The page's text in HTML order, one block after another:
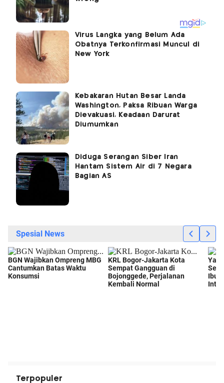
Virus Langka yang Belum Ada
Obatnya Terkonfirmasi Muncul di
New York
Kebakaran Hutan Besar Landa
Washington, Paksa Ribuan Warga
Dievakuasi, Keadaan Darurat
Diumumkan
Diduga Serangan Siber Iran
Hantam Sistem Air di 7 Negara
Bagian AS
Terpopuler